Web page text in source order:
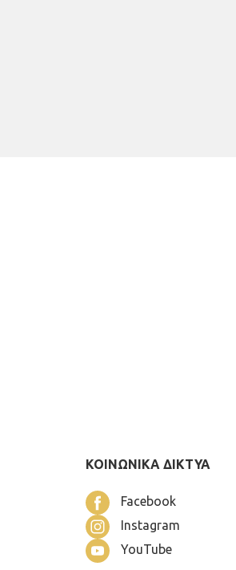
ΚΟΙΝΩΝΙΚΑ ΔΙΚΤΥΑ
Facebook
Instagram
YouTube